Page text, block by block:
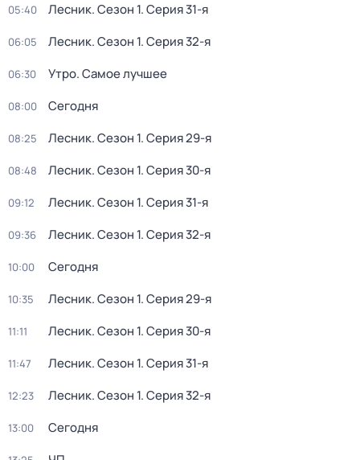
05:40 Лесник. Сезон 1. Серия 31-я
06:05 Лесник. Сезон 1. Серия 32-я
06:30 Утро. Самое лучшее
08:00 Сегодня
08:25 Лесник. Сезон 1. Серия 29-я
08:48 Лесник. Сезон 1. Серия 30-я
09:12 Лесник. Сезон 1. Серия 31-я
09:36 Лесник. Сезон 1. Серия 32-я
10:00 Сегодня
10:35 Лесник. Сезон 1. Серия 29-я
11:11 Лесник. Сезон 1. Серия 30-я
11:47 Лесник. Сезон 1. Серия 31-я
12:23 Лесник. Сезон 1. Серия 32-я
13:00 Сегодня